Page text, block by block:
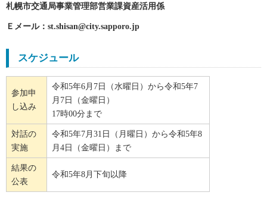
札幌市交通局事業管理部営業課資産活用係
Ｅメール：st.shisan@city.sapporo.jp
スケジュール
参加申
し込み
令和5年6月7日（水曜日）から令和5年7
月7日（金曜日）
17時00分まで
対話の
実施
令和5年7月31日（月曜日）から令和5年8
月4日（金曜日）まで
結果の
公表
令和5年8月下旬以降